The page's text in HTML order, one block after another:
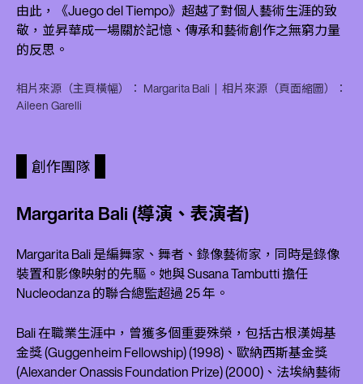
由此，《Juego del Tiempo》超越了對個人藝術生涯的致
敬，並昇華成一場關於記憶、傳承和藝術創作之無窮力量
的反思。
相片來源（主頁橫幅）： Margarita Bali | 相片來源（頁面縮圖）：
Aileen Garelli
創作團隊
Margarita Bali (導演、表演者)
Margarita Bali 是編舞家、舞者、錄像藝術家，同時是錄像
裝置和影像映射的先驅。她與 Susana Tambutti 擔任
Nucleodanza 的聯合總監超過 25 年。
Bali 在職業生涯中，曾獲多個重要殊榮，包括古根漢姆基
金獎 (Guggenheim Fellowship) (1998)、歐納西斯基金獎
(Alexander Onassis Foundation Prize) (2000)、法埃納藝術